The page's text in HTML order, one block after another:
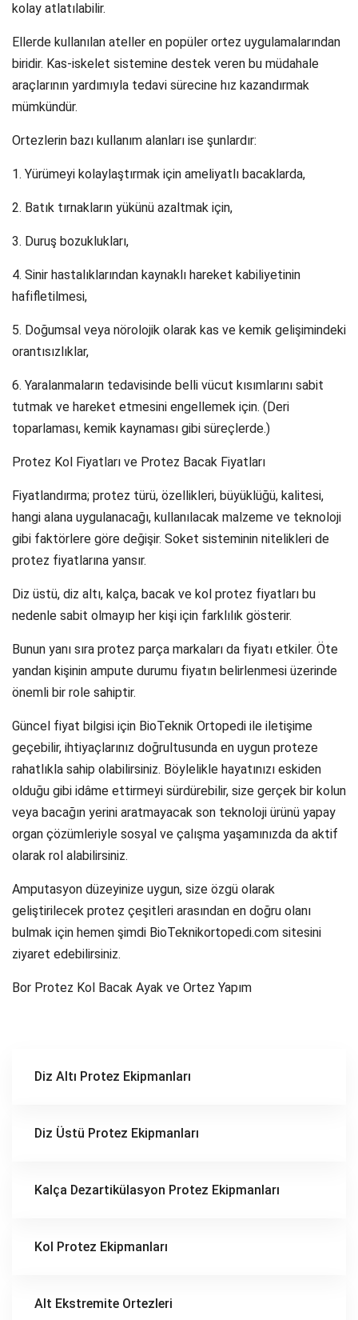
kolay atlatılabilir.
Ellerde kullanılan ateller en popüler ortez uygulamalarından
biridir. Kas-iskelet sistemine destek veren bu müdahale
araçlarının yardımıyla tedavi sürecine hız kazandırmak
mümkündür.
Ortezlerin bazı kullanım alanları ise şunlardır:
1. Yürümeyi kolaylaştırmak için ameliyatlı bacaklarda,
2. Batık tırnakların yükünü azaltmak için,
3. Duruş bozuklukları,
4. Sinir hastalıklarından kaynaklı hareket kabiliyetinin
hafifletilmesi,
5. Doğumsal veya nörolojik olarak kas ve kemik gelişimindeki
orantısızlıklar,
6. Yaralanmaların tedavisinde belli vücut kısımlarını sabit
tutmak ve hareket etmesini engellemek için. (Deri
toparlaması, kemik kaynaması gibi süreçlerde.)
Protez Kol Fiyatları ve Protez Bacak Fiyatları
Fiyatlandırma; protez türü, özellikleri, büyüklüğü, kalitesi,
hangi alana uygulanacağı, kullanılacak malzeme ve teknoloji
gibi faktörlere göre değişir. Soket sisteminin nitelikleri de
protez fiyatlarına yansır.
Diz üstü, diz altı, kalça, bacak ve kol protez fiyatları bu
nedenle sabit olmayıp her kişi için farklılık gösterir.
Bunun yanı sıra protez parça markaları da fiyatı etkiler. Öte
yandan kişinin ampute durumu fiyatın belirlenmesi üzerinde
önemli bir role sahiptir.
Güncel fiyat bilgisi için BioTeknik Ortopedi ile iletişime
geçebilir, ihtiyaçlarınız doğrultusunda en uygun proteze
rahatlıkla sahip olabilirsiniz. Böylelikle hayatınızı eskiden
olduğu gibi idâme ettirmeyi sürdürebilir, size gerçek bir kolun
veya bacağın yerini aratmayacak son teknoloji ürünü yapay
organ çözümleriyle sosyal ve çalışma yaşamınızda da aktif
olarak rol alabilirsiniz.
Amputasyon düzeyinize uygun, size özgü olarak
geliştirilecek protez çeşitleri arasından en doğru olanı
bulmak için hemen şimdi BioTeknikortopedi.com sitesini
ziyaret edebilirsiniz.
Bor Protez Kol Bacak Ayak ve Ortez Yapım
Diz Altı Protez Ekipmanları
Diz Üstü Protez Ekipmanları
Kalça Dezartikülasyon Protez Ekipmanları
Kol Protez Ekipmanları
Alt Ekstremite Ortezleri